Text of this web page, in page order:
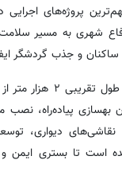
شهری به مسیر
ساکنان و جذب گردشگر
او افزود: این مسیر
بهسازی پیاده‌راه، نصب
نقاشی‌های دیواری،
است تا بستری ایمن و